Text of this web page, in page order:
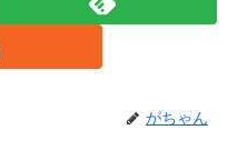
がちゃん